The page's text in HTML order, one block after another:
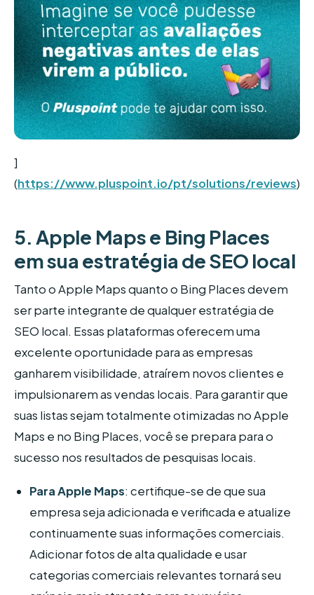
]
(https://www.pluspoint.io/pt/solutions/reviews)
5. Apple Maps e Bing Places
em sua estratégia de SEO local
Tanto o Apple Maps quanto o Bing Places devem
ser parte integrante de qualquer estratégia de
SEO local. Essas plataformas oferecem uma
excelente oportunidade para as empresas
ganharem visibilidade, atraírem novos clientes e
impulsionarem as vendas locais. Para garantir que
suas listas sejam totalmente otimizadas no Apple
Maps e no Bing Places, você se prepara para o
sucesso nos resultados de pesquisas locais.
Para Apple Maps: certifique-se de que sua
empresa seja adicionada e verificada e atualize
continuamente suas informações comerciais.
Adicionar fotos de alta qualidade e usar
categorias comerciais relevantes tornará seu